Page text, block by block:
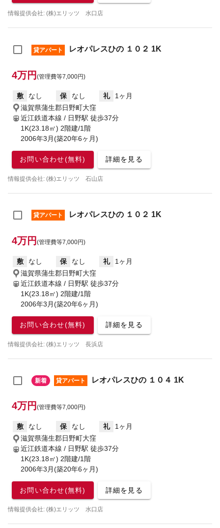
情報提供会社: (株)エリッツ 水口店
貸アパート レオパレスひの １０２ 1K
4万円 (管理費等7,000円)
敷 なし 保 なし 礼
1ヶ月
滋賀県蒲生郡日野町大窪
近江鉄道本線 / 日野駅 徒歩37分
1K(23.18㎡) 2階建/1階
2006年3月(築20年6ヶ月)
お問い合わせ(無料) 詳細を見る
情報提供会社: (株)エリッツ 石山店
貸アパート レオパレスひの １０２ 1K
4万円 (管理費等7,000円)
敷 なし 保 なし 礼
1ヶ月
滋賀県蒲生郡日野町大窪
近江鉄道本線 / 日野駅 徒歩37分
1K(23.18㎡) 2階建/1階
2006年3月(築20年6ヶ月)
お問い合わせ(無料) 詳細を見る
情報提供会社: (株)エリッツ 長浜店
新着 貸アパート レオパレスひの １０４ 1K
4万円 (管理費等7,000円)
敷 なし 保 なし 礼
1ヶ月
滋賀県蒲生郡日野町大窪
近江鉄道本線 / 日野駅 徒歩37分
1K(23.18㎡) 2階建/1階
2006年3月(築20年6ヶ月)
お問い合わせ(無料) 詳細を見る
情報提供会社: (株)エリッツ 水口店